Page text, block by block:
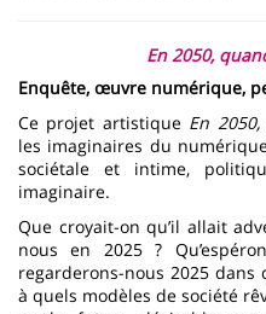
En 2050,
Enquête, œuvre numérique,
Ce projet artistique En
les imaginaires du
sociétale et intime,
imaginaire.
Que croyait-on qu’il allait
nous en 2025 ?
regarderons-nous 2025 dans
à quels modèles de société